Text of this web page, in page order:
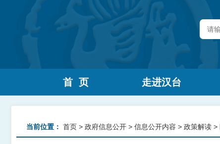
首 页 走进汉台
当前位置： 首页 > 政府信息公开 > 信息公开内容 > 政策解读 >